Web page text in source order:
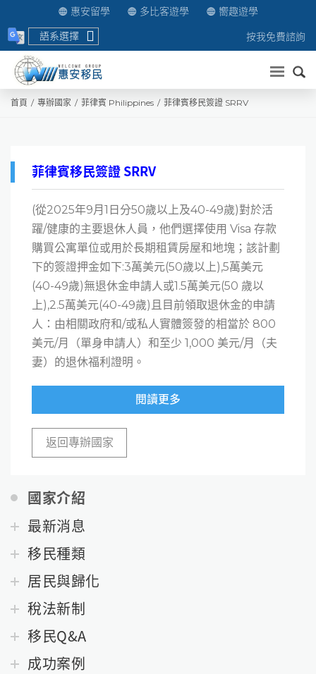
惠安留學 多比客遊學
嚮趣遊學
語系選擇
按我免費諮詢
送出
首頁 專辦國家 菲律賓 Philippines 菲律賓移民簽證 SRRV
國家介紹
最新消息
移民種類
居民與歸化
稅法新制
移民Q&A
成功案例
菲律賓移民簽證 SRRV
(從2025年9月1日分50歲以上及40-49歲)對於活
躍/健康的主要退休人員，他們選擇使用 Visa 存款
購買公寓單位或用於長期租賃房屋和地塊；該計劃
下的簽證押金如下:3萬美元(50歲以上),5萬美元
(40-49歲)無退休金申請人或1.5萬美元(50 歲以
上),2.5萬美元(40-49歲)且目前領取退休金的申請
人：由相關政府和/或私人實體簽發的相當於 800
美元/月（單身申請人）和至少 1,000 美元/月（夫
妻）的退休福利證明。
閱讀更多
返回專辦國家